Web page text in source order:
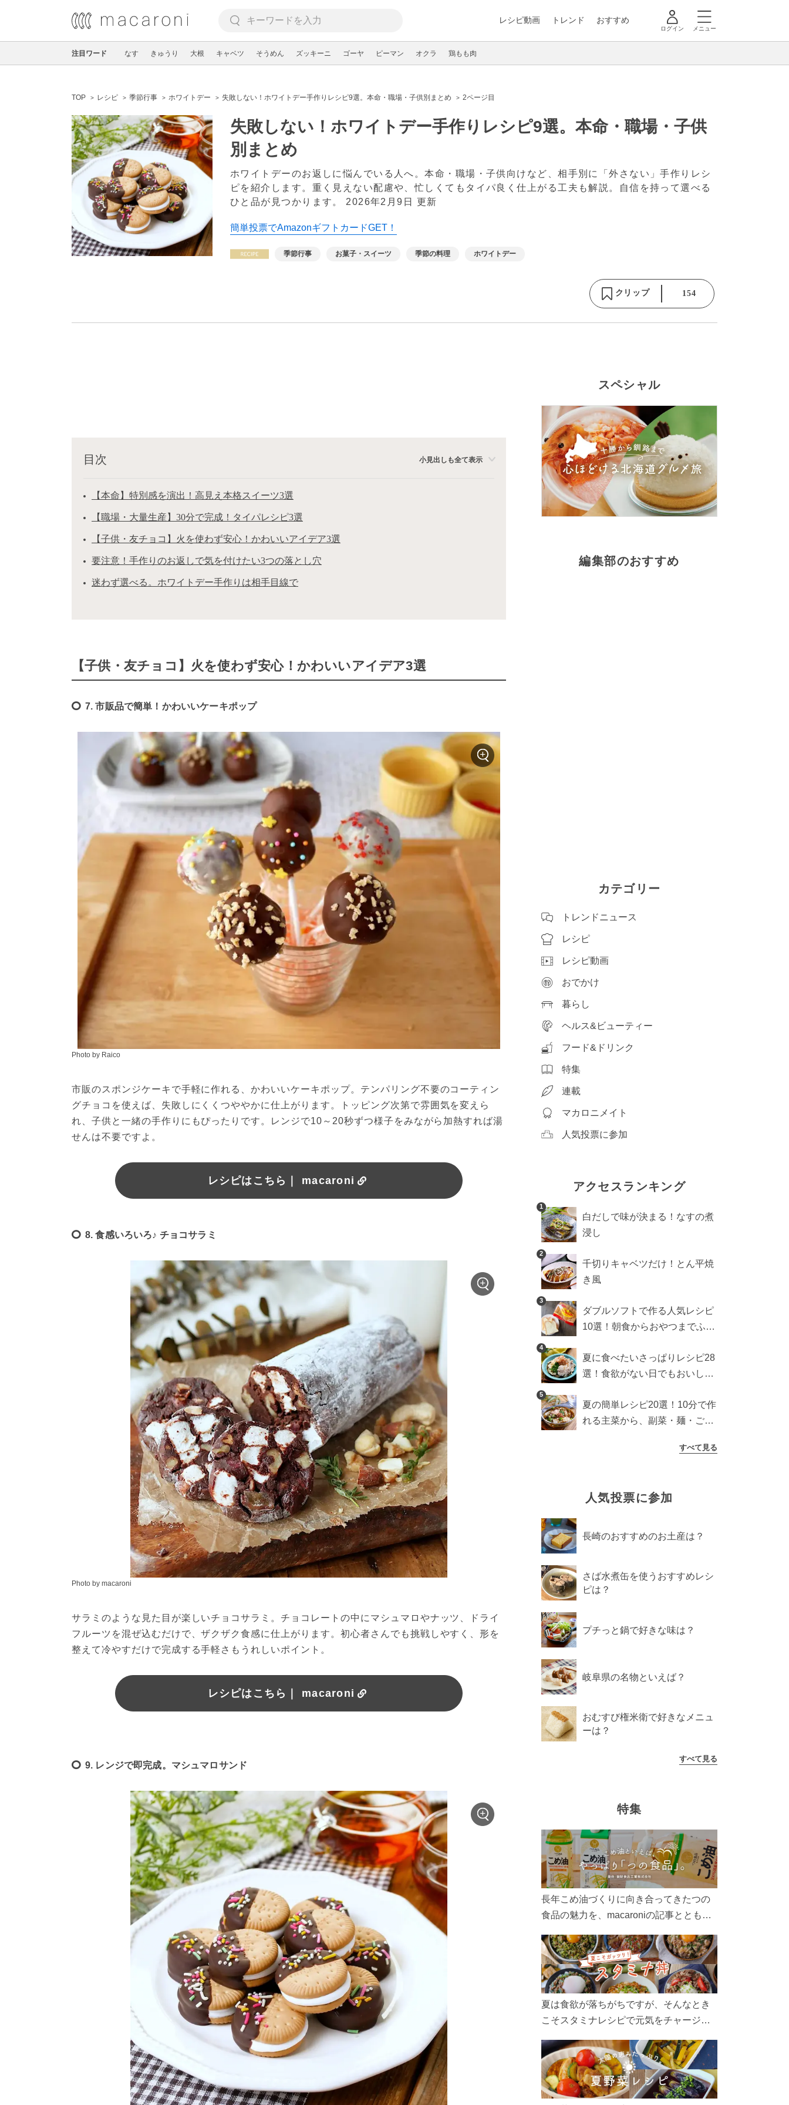
レシピ動画 トレンド おすすめ
ログイン メニュー
注目ワード なす きゅうり 大根 キャベツ そうめん ズッキーニ ゴーヤ ピーマン オクラ 鶏もも肉
TOP レシピ 季節行事 ホワイトデー 失敗しない！ホワイトデー手作りレシピ9選。本命・職場・子供別まとめ 2ページ目
失敗しない！ホワイトデー手作りレシピ9選。本命・職場・子供
別まとめ
ホワイトデーのお返しに悩んでいる人へ。本命・職場・子供向けなど、相手別に「外さない」手作りレシ
ピを紹介します。重く見えない配慮や、忙しくてもタイパ良く仕上がる工夫も解説。自信を持って選べる
ひと品が見つかります。 2026年2月9日 更新
簡単投票でAmazonギフトカードGET！
季節行事 お菓子・スイーツ 季節の料理 ホワイトデー
クリップ 154
目次 小見出しも全て表示
【本命】特別感を演出！高見え本格スイーツ3選
【職場・大量生産】30分で完成！タイパレシピ3選
【子供・友チョコ】火を使わず安心！かわいいアイデア3選
要注意！手作りのお返しで気を付けたい3つの落とし穴
迷わず選べる。ホワイトデー手作りは相手目線で
【子供・友チョコ】火を使わず安心！かわいいアイデア3選
7. 市販品で簡単！かわいいケーキポップ
Photo by Raico
市販のスポンジケーキで手軽に作れる、かわいいケーキポップ。テンパリング不要のコーティン
グチョコを使えば、失敗しにくくつややかに仕上がります。トッピング次第で雰囲気を変えら
れ、子供と一緒の手作りにもぴったりです。レンジで10～20秒ずつ様子をみながら加熱すれば湯
せんは不要ですよ。
レシピはこちら｜ macaroni
8. 食感いろいろ♪ チョコサラミ
Photo by macaroni
サラミのような見た目が楽しいチョコサラミ。チョコレートの中にマシュマロやナッツ、ドライ
フルーツを混ぜ込むだけで、ザクザク食感に仕上がります。初心者さんでも挑戦しやすく、形を
整えて冷やすだけで完成する手軽さもうれしいポイント。
レシピはこちら｜ macaroni
9. レンジで即完成。マシュマロサンド
スペシャル
編集部のおすすめ
カテゴリー
トレンドニュース
レシピ
レシピ動画
おでかけ
暮らし
ヘルス&ビューティー
フード&ドリンク
特集
連載
マカロニメイト
人気投票に参加
アクセスランキング
1
白だしで味が決まる！なすの煮
浸し
2
千切りキャベツだけ！とん平焼
き風
3
ダブルソフトで作る人気レシピ
10選！朝食からおやつまでふん
4
夏に食べたいさっぱりレシピ28
選！食欲がない日でもおいしい
5
夏の簡単レシピ20選！10分で作
れる主菜から、副菜・麺・ごは
すべて見る
人気投票に参加
長崎のおすすめのお土産は？
さば水煮缶を使うおすすめレシ
ピは？
プチっと鍋で好きな味は？
岐阜県の名物といえば？
おむすび権米衛で好きなメニュ
ーは？
すべて見る
特集
長年こめ油づくりに向き合ってきたつの
食品の魅力を、macaroniの記事とともに
ん、製造現場や品質へのこだわりまで。
こめ油をもっと好きになるコンテンツを
ぜひお楽しみください。
夏は食欲が落ちがちですが、そんなとき
こそスタミナレシピで元気をチャージ！
リ食べて、夏バテを吹き飛ばしましょ
う！